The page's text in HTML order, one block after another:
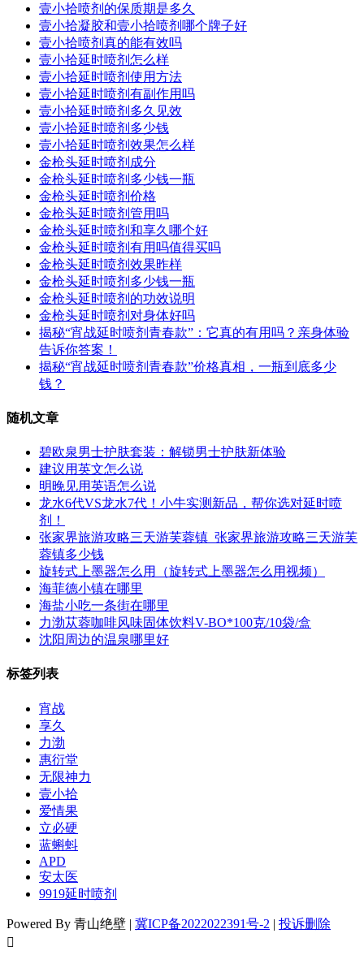
壹小拾喷剂的保质期是多久
壹小拾凝胶和壹小拾喷剂哪个牌子好
壹小拾喷剂真的能有效吗
壹小拾延时喷剂怎么样
壹小拾延时喷剂使用方法
壹小拾延时喷剂有副作用吗
壹小拾延时喷剂多久见效
壹小拾延时喷剂多少钱
壹小拾延时喷剂效果怎么样
金枪头延时喷剂成分
金枪头延时喷剂多少钱一瓶
金枪头延时喷剂价格
金枪头延时喷剂管用吗
金枪头延时喷剂和享久哪个好
金枪头延时喷剂有用吗值得买吗
金枪头延时喷剂效果昨样
金枪头延时喷剂多少钱一瓶
金枪头延时喷剂的功效说明
金枪头延时喷剂对身体好吗
揭秘“宵战延时喷剂青春款”：它真的有用吗？亲身体验
告诉你答案！
揭秘“宵战延时喷剂青春款”价格真相，一瓶到底多少
钱？
随机文章
碧欧泉男士护肤套装：解锁男士护肤新体验
建议用英文怎么说
明晚见用英语怎么说
龙水6代VS龙水7代！小牛实测新品，帮你选对延时喷
剂！
张家界旅游攻略三天游芙蓉镇_张家界旅游攻略三天游芙
蓉镇多少钱
旋转式上墨器怎么用（旋转式上墨器怎么用视频）
海菲德小镇在哪里
海盐小吃一条街在哪里
​力渤苁蓉咖啡风味固体饮料V-BO*100克/10袋/盒
沈阳周边的温泉哪里好
标签列表
宵战
享久
力渤
惠衍堂
无限神力
壹小拾
爱情果
立必硬
蓝蝌蚪
APD
安太医
9919延时喷剂
Powered By 青山绝壁 | 冀ICP备2022022391号-2 | 投诉删除
󦘖